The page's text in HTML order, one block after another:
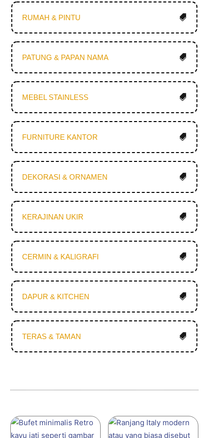
RUMAH & PINTU
PATUNG & PAPAN NAMA
MEBEL STAINLESS
FURNITURE KANTOR
DEKORASI & ORNAMEN
KERAJINAN UKIR
CERMIN & KALIGRAFI
DAPUR & KITCHEN
TERAS & TAMAN